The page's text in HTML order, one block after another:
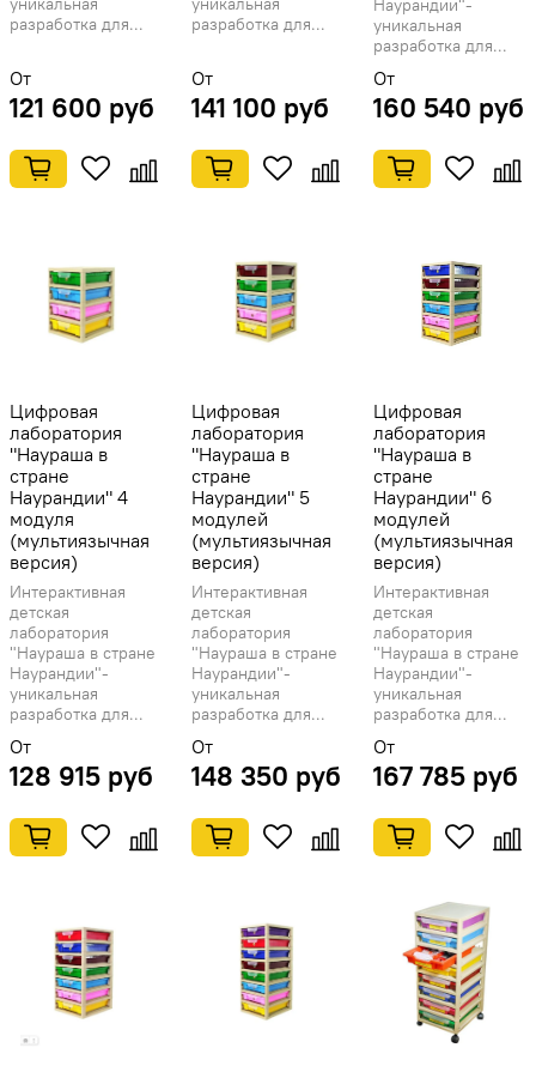
разработка для...
От
121 600 руб
разработка для...
От
141 100 руб
Наурандии"-
уникальная
разработка для...
От
160 540 руб
Цифровая
лаборатория
"Наураша в
стране
Наурандии" 4
модуля
(мультиязычная
версия)
Интерактивная
детская
лаборатория
"Наураша в стране
Наурандии"-
уникальная
разработка для...
От
128 915 руб
Цифровая
лаборатория
"Наураша в
стране
Наурандии" 5
модулей
(мультиязычная
версия)
Интерактивная
детская
лаборатория
"Наураша в стране
Наурандии"-
уникальная
разработка для...
От
148 350 руб
Цифровая
лаборатория
"Наураша в
стране
Наурандии" 6
модулей
(мультиязычная
версия)
Интерактивная
детская
лаборатория
"Наураша в стране
Наурандии"-
уникальная
разработка для...
От
167 785 руб